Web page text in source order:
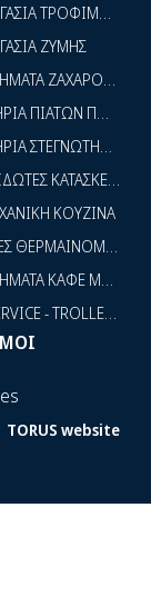
ΤΡΟΦΙΜΩΝ
ΖΥΜΗΣ
ΠΙΑΤΩΝ
ΣΤΕΓΝΩΤΗΡΙΑ
ΚΑΤΑΣΚΕΥΕΣ
ΚΟΥΖΙΝΑ
ΘΕΡΜΑΙΝΟΜΕΝΕΣ
ΚΑΦΕ ΜΠΑΡ
- TROLLEY -
TORUS website